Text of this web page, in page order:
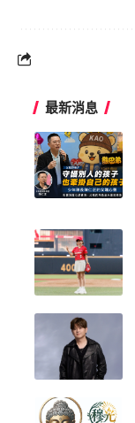
最新消息